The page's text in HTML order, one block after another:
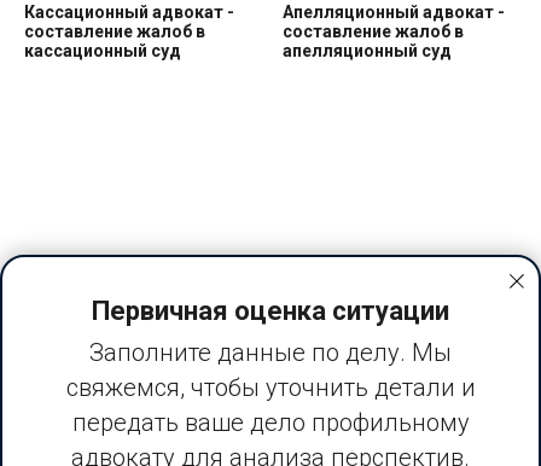
Кассационный адвокат -
составление жалоб в
кассационный суд
Апелляционный адвокат -
составление жалоб в
апелляционный суд
по уголовному делу
уголовному делу
Все наши статьи
Первичная оценка ситуации
Заполните данные по делу. Мы
свяжемся, чтобы уточнить детали и
передать ваше дело профильному
адвокату для анализа перспектив.